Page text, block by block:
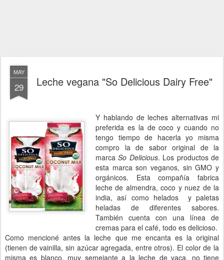
MAY
29 Leche vegana "So Delicious Dairy Free"
Y hablando de leches alternativas mi
preferida es la de coco y cuando no
tengo tiempo de hacerla yo misma
compro la de sabor original de la
marcaSo Delicious. Los productos de
esta marca son veganos, sin GMO y
orgánicos. Esta compañía fabrica
leche de almendra, coco y nuez de la
india, así como helados
y paletas
heladas de diferentes sabores.
También cuenta con una línea de
cremas para el café, todo es delicioso.
Como mencioné antes la leche que me encanta es la original
(tienen de vainilla, sin azúcar agregada, entre otros). El color de la
misma es blanco, muy semejante a la leche de vaca, no tiene